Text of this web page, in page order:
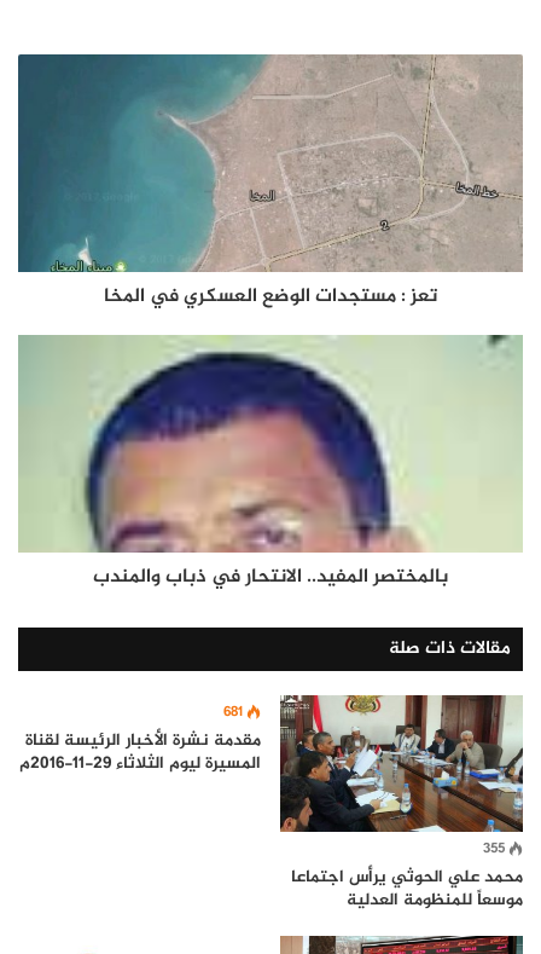
تعز : مستجدات الوضع العسكري في المخا
بالمختصر المفيد.. الانتحار في ذباب والمندب
مقالات ذات صلة
355
محمد علي الحوثي يرأس اجتماعا
موسعاً للمنظومة العدلية
681
مقدمة نشرة الأخبار الرئيسة لقناة
المسيرة ليوم الثلاثاء 29-11-2016م